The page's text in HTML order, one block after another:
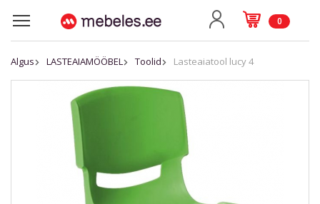
0
Algus LASTEAIAMÖÖBEL Toolid Lasteaiatool lucy 4